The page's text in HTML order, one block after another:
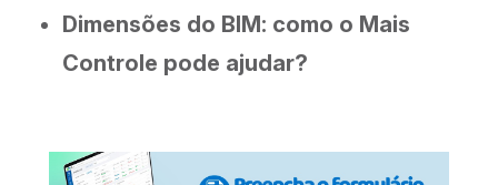
Dimensões do BIM: como o Mais
Controle pode ajudar?